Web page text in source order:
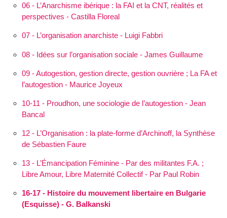
06 - L’Anarchisme ibérique : la FAI et la CNT, réalités et
perspectives - Castilla Floreal
07 - L’organisation anarchiste - Luigi Fabbri
08 - Idées sur l’organisation sociale - James Guillaume
09 - Autogestion, gestion directe, gestion ouvrière ; La FA et
l’autogestion - Maurice Joyeux
10-11 - Proudhon, une sociologie de l’autogestion - Jean
Bancal
12 - L’Orga­nisation : la plate-forme d’Archinoff, la Synthèse
de Sébastien Faure
13 - L’Éman­cipation Féminine - Par des militantes F.A. ;
Libre Amour, Libre Maternité Collectif - Par Paul Robin
16-17 - Histoire du mouvement libertaire en Bulgarie
(Esquisse) - G. Balkanski